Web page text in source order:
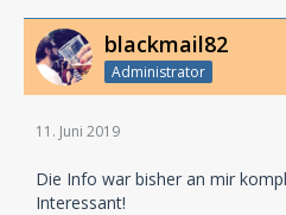
blackmail82
Administrator
11. Juni 2019
Die Info war bisher an mir
Interessant!